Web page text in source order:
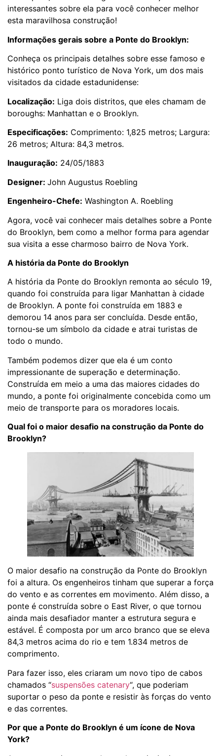
interessantes sobre ela para você conhecer melhor
esta maravilhosa construção!
Informações gerais sobre a Ponte do Brooklyn:
Conheça os principais detalhes sobre esse famoso e
histórico ponto turístico de Nova York, um dos mais
visitados da cidade estadunidense:
Localização: Liga dois distritos, que eles chamam de
boroughs: Manhattan e o Brooklyn.
Especificações: Comprimento: 1,825 metros; Largura:
26 metros; Altura: 84,3 metros.
Inauguração: 24/05/1883
Designer: John Augustus Roebling
Engenheiro-Chefe: Washington A. Roebling
Agora, você vai conhecer mais detalhes sobre a Ponte
do Brooklyn, bem como a melhor forma para agendar
sua visita a esse charmoso bairro de Nova York.
A história da Ponte do Brooklyn
A história da Ponte do Brooklyn remonta ao século 19,
quando foi construída para ligar Manhattan à cidade
de Brooklyn. A ponte foi construída em 1883 e
demorou 14 anos para ser concluída. Desde então,
tornou-se um símbolo da cidade e atrai turistas de
todo o mundo.
Também podemos dizer que ela é um conto
impressionante de superação e determinação.
Construída em meio a uma das maiores cidades do
mundo, a ponte foi originalmente concebida como um
meio de transporte para os moradores locais.
Qual foi o maior desafio na construção da Ponte do
Brooklyn?
O maior desafio na construção da Ponte do Brooklyn
foi a altura. Os engenheiros tinham que superar a força
do vento e as correntes em movimento. Além disso, a
ponte é construída sobre o East River, o que tornou
ainda mais desafiador manter a estrutura segura e
estável. É composta por um arco branco que se eleva
84,3 metros acima do rio e tem 1.834 metros de
comprimento.
Para fazer isso, eles criaram um novo tipo de cabos
chamados “suspensões catenary“, que poderiam
suportar o peso da ponte e resistir às forças do vento
e das correntes.
Por que a Ponte do Brooklyn é um ícone de Nova
York?